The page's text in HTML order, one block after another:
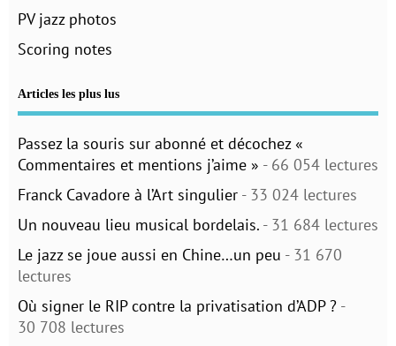
PV jazz photos
Scoring notes
Articles les plus lus
Passez la souris sur abonné et décochez «
Commentaires et mentions j’aime » - 66 054 lectures
Franck Cavadore à l’Art singulier - 33 024 lectures
Un nouveau lieu musical bordelais. - 31 684 lectures
Le jazz se joue aussi en Chine…un peu - 31 670
lectures
Où signer le RIP contre la privatisation d’ADP ? -
30 708 lectures